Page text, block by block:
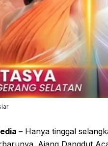
– Hanya tinggal
Ajang Dangdut